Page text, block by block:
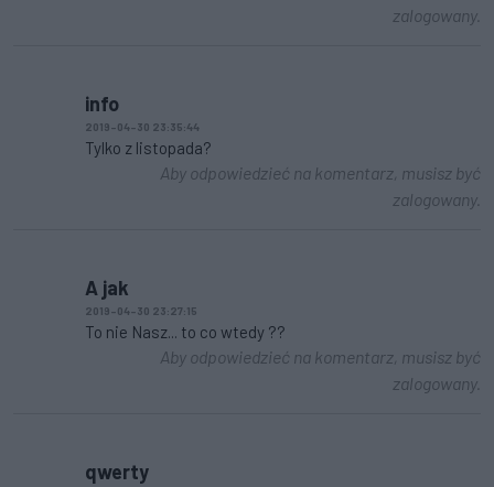
zalogowany.
info
2019-04-30 23:35:44
Tylko z listopada?
Aby odpowiedzieć na komentarz, musisz być
zalogowany.
A jak
2019-04-30 23:27:15
To nie Nasz... to co wtedy ??
Aby odpowiedzieć na komentarz, musisz być
zalogowany.
qwerty